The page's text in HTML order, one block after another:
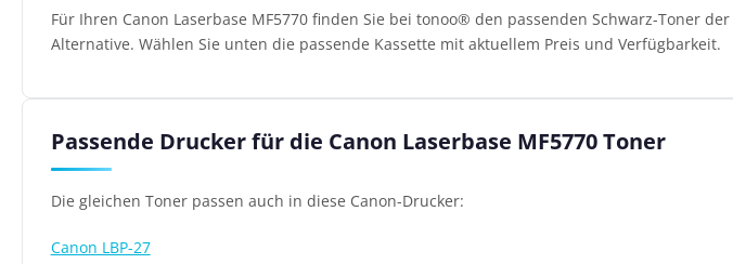
Für Ihren Canon Laserbase MF5770 finden Sie bei tonoo® den passenden Schwarz-Toner
Alternative. Wählen Sie unten die passende Kassette mit aktuellem Preis und Verfügbarkeit.
Passende Drucker für die Canon Laserbase MF5770 Toner
Die gleichen Toner passen auch in diese Canon-Drucker:
Canon LBP-27